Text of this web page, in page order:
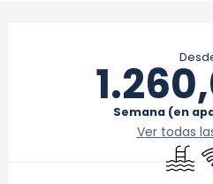
Semana (en
Ver todas
Piscina